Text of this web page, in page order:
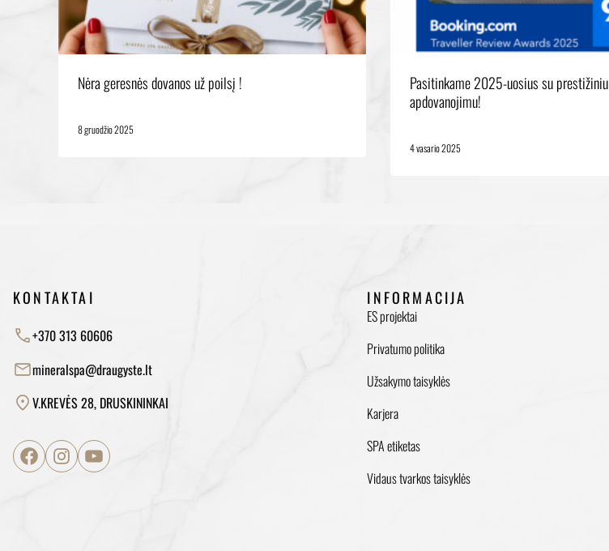
Nėra geresnės dovanos už poilsį !
8 gruodžio 2025
Pasitinkame 2025-uosius su prestižiniu
apdovanojimu!
4 vasario 2025
KONTAKTAI
+370 313 60606
mineralspa@draugyste.lt
V.KREVĖS 28, DRUSKININKAI
Facebook Instagram YouTube
INFORMACIJA
ES projektai
Privatumo politika
Užsakymo taisyklės
Karjera
SPA etiketas
Vidaus tvarkos taisyklės